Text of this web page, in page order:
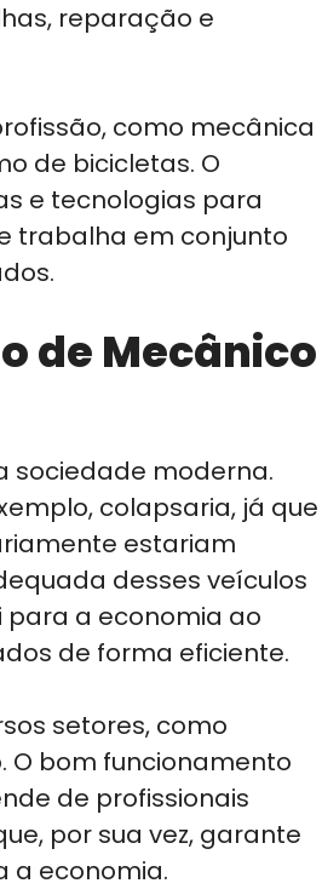
reparação e
como mecânica
de bicicletas. O
e tecnologias para
trabalha em conjunto
de Mecânico
sociedade moderna.
colapsaria, já que
estariam
desses veículos
a economia ao
de forma eficiente.
setores, como
O bom funcionamento
de profissionais
por sua vez, garante
a economia.